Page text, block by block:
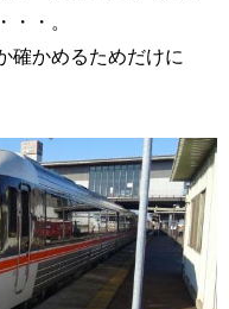
・。
確かめるためだけに